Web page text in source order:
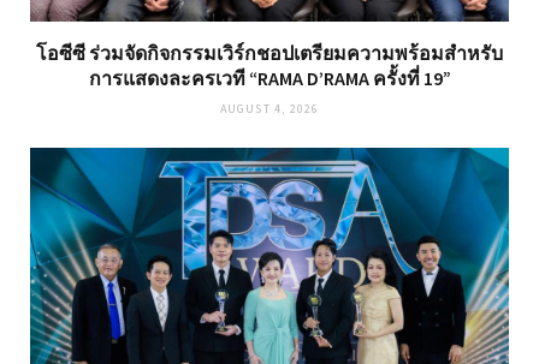
โอซีซี ร่วมจัดกิจกรรมเวิร์กชอปเตรียมความพร้อมสำหรับ
การแสดงละครเวที “RAMA D’RAMA ครั้งที่ 19”
AUGUST 4, 2026